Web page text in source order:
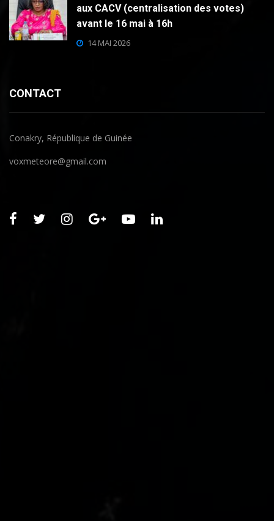
aux CACV (centralisation des votes)
avant le 16 mai à 16h
14 MAI 2026
CONTACT
Conakry, République de Guinée
voxmeteore@gmail.com